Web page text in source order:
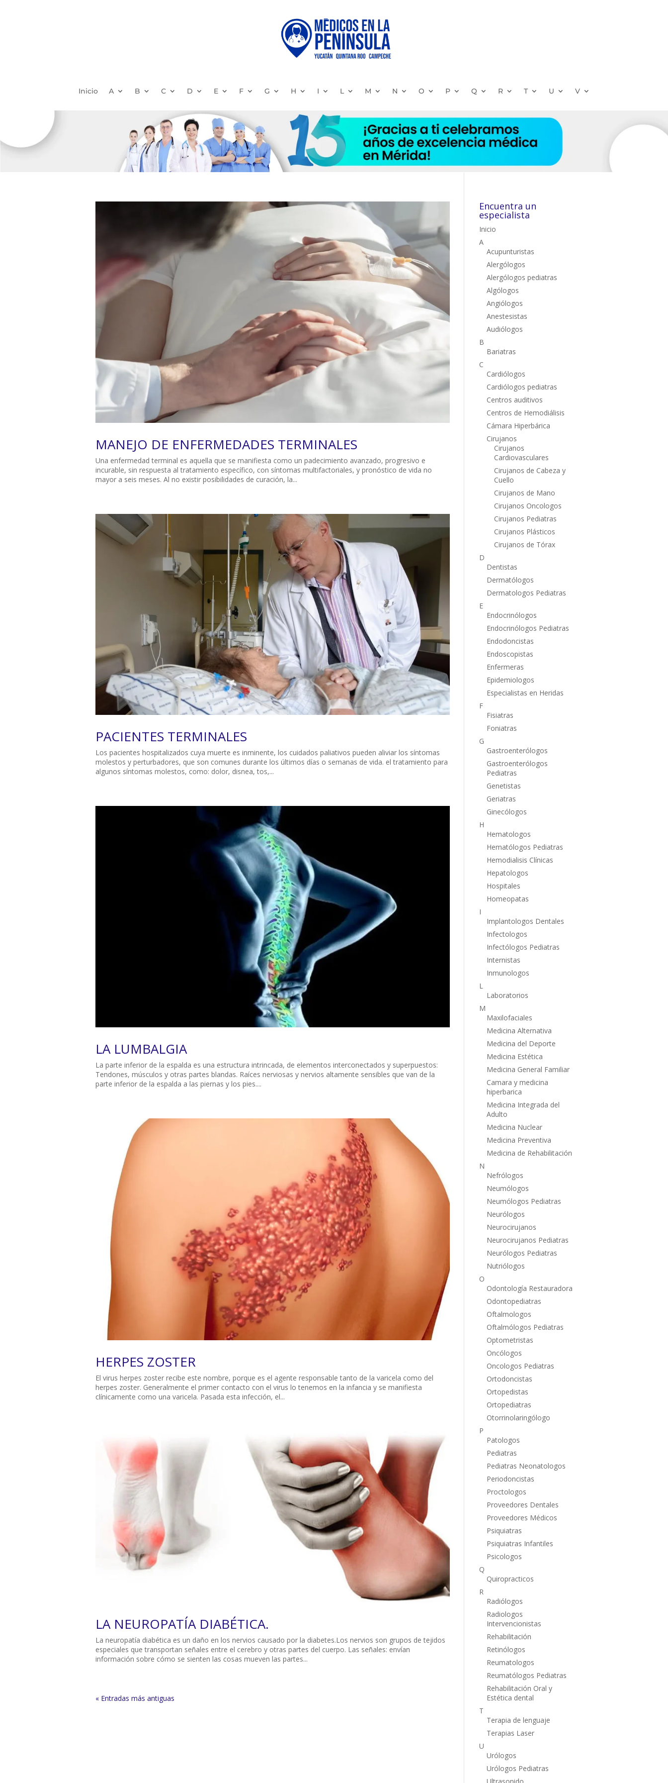
Inicio A B C D E F G H I L M N O P Q R T U V
MANEJO DE ENFERMEDADES TERMINALES
Una enfermedad terminal es aquella que se manifiesta como un padecimiento avanzado, progresivo e
incurable, sin respuesta al tratamiento específico, con síntomas multifactoriales, y pronóstico de vida no
mayor a seis meses. Al no existir posibilidades de curación, la...
PACIENTES TERMINALES
Los pacientes hospitalizados cuya muerte es inminente, los cuidados paliativos pueden aliviar los síntomas
molestos y perturbadores, que son comunes durante los últimos días o semanas de vida. el tratamiento para
algunos síntomas molestos, como: dolor, disnea, tos,...
LA LUMBALGIA
La parte inferior de la espalda es una estructura intrincada, de elementos interconectados y superpuestos:
Tendones, músculos y otras partes blandas. Raíces nerviosas y nervios altamente sensibles que van de la
parte inferior de la espalda a las piernas y los pies....
HERPES ZOSTER
El virus herpes zoster recibe este nombre, porque es el agente responsable tanto de la varicela como del
herpes zoster. Generalmente el primer contacto con el virus lo tenemos en la infancia y se manifiesta
clínicamente como una varicela. Pasada esta infección, el...
LA NEUROPATÍA DIABÉTICA.
La neuropatía diabética es un daño en los nervios causado por la diabetes.Los nervios son grupos de tejidos
especiales que transportan señales entre el cerebro y otras partes del cuerpo. Las señales: envían
información sobre cómo se sienten las cosas mueven las partes...
« Entradas más antiguas
Encuentra un
especialista
Inicio
A
Acupunturistas
Alergólogos
Alergólogos pediatras
Algólogos
Angiólogos
Anestesistas
Audiólogos
B
Bariatras
C
Cardiólogos
Cardiólogos pediatras
Centros auditivos
Centros de Hemodiálisis
Cámara Hiperbárica
Cirujanos
Cirujanos
Cardiovasculares
Cirujanos de Cabeza y
Cuello
Cirujanos de Mano
Cirujanos Oncologos
Cirujanos Pediatras
Cirujanos Plásticos
Cirujanos de Tórax
D
Dentistas
Dermatólogos
Dermatologos Pediatras
E
Endocrinólogos
Endocrinólogos Pediatras
Endodoncistas
Endoscopistas
Enfermeras
Epidemiologos
Especialistas en Heridas
F
Fisiatras
Foniatras
G
Gastroenterólogos
Gastroenterólogos
Pediatras
Genetistas
Geriatras
Ginecólogos
H
Hematologos
Hematólogos Pediatras
Hemodialisis Clínicas
Hepatologos
Hospitales
Homeopatas
I
Implantologos Dentales
Infectologos
Infectólogos Pediatras
Internistas
Inmunologos
L
Laboratorios
M
Maxilofaciales
Medicina Alternativa
Medicina del Deporte
Medicina Estética
Medicina General Familiar
Camara y medicina
hiperbarica
Medicina Integrada del
Adulto
Medicina Nuclear
Medicina Preventiva
Medicina de Rehabilitación
N
Nefrólogos
Neumólogos
Neumólogos Pediatras
Neurólogos
Neurocirujanos
Neurocirujanos Pediatras
Neurólogos Pediatras
Nutriólogos
O
Odontología Restauradora
Odontopediatras
Oftalmologos
Oftalmólogos Pediatras
Optometristas
Oncólogos
Oncologos Pediatras
Ortodoncistas
Ortopedistas
Ortopediatras
Otorrinolaringólogo
P
Patologos
Pediatras
Pediatras Neonatologos
Periodoncistas
Proctologos
Proveedores Dentales
Proveedores Médicos
Psiquiatras
Psiquiatras Infantiles
Psicologos
Q
Quiropracticos
R
Radiólogos
Radiologos
Intervencionistas
Rehabilitación
Retinólogos
Reumatologos
Reumatólogos Pediatras
Rehabilitación Oral y
Estética dental
T
Terapia de lenguaje
Terapias Laser
U
Urólogos
Urólogos Pediatras
Ultrasonido